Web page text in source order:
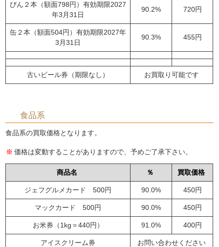
びん２本（額面798円）有効期限2027
年3月31日
90.2% 720円
缶２本（額面504円）有効期限2027年
3月31日
90.3% 455円
古いビール券（期限なし） お買取り可能です
食品系
食品系の買取価格となります。
価格は変動することがありますので、予めご了承下さい。
商品名 ％ 買取価格
ジェフグルメカード 500円 90.0% 450円
マックカード 500円 90.0% 450円
お米券（1kg＝440円） 91.0% 400円
アイスクリーム券 お問い合わせください